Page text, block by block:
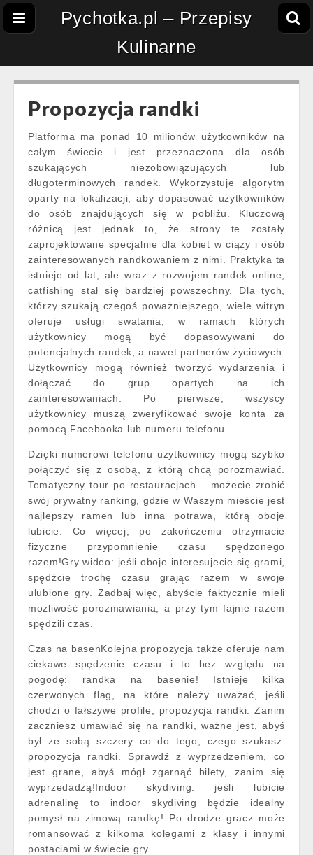
Pychotka.pl – Przepisy
Kulinarne
Propozycja randki
Platforma ma ponad 10 milionów użytkowników na
całym świecie i jest przeznaczona dla osób
szukających niezobowiązujących lub
długoterminowych randek. Wykorzystuje algorytm
oparty na lokalizacji, aby dopasować użytkowników
do osób znajdujących się w pobliżu. Kluczową
różnicą jest jednak to, że strony te zostały
zaprojektowane specjalnie dla kobiet w ciąży i osób
zainteresowanych randkowaniem z nimi. Praktyka ta
istnieje od lat, ale wraz z rozwojem randek online,
catfishing stał się bardziej powszechny. Dla tych,
którzy szukają czegoś poważniejszego, wiele witryn
oferuje usługi swatania, w ramach których
użytkownicy mogą być dopasowywani do
potencjalnych randek, a nawet partnerów życiowych.
Użytkownicy mogą również tworzyć wydarzenia i
dołączać do grup opartych na ich
zainteresowaniach. Po pierwsze, wszyscy
użytkownicy muszą zweryfikować swoje konta za
pomocą Facebooka lub numeru telefonu.
Dzięki numerowi telefonu użytkownicy mogą szybko
połączyć się z osobą, z którą chcą porozmawiać.
Tematyczny tour po restauracjach – możecie zrobić
swój prywatny ranking, gdzie w Waszym mieście jest
najlepszy ramen lub inna potrawa, którą oboje
lubicie. Co więcej, po zakończeniu otrzymacie
fizyczne przypomnienie czasu spędzonego
razem!Gry wideo: jeśli oboje interesujecie się grami,
spędźcie trochę czasu grając razem w swoje
ulubione gry. Zadbaj więc, abyście faktycznie mieli
możliwość porozmawiania, a przy tym fajnie razem
spędzili czas.
Czas na basenKolejna propozycja także oferuje nam
ciekawe spędzenie czasu i to bez względu na
pogodę: randka na basenie! Istnieje kilka
czerwonych flag, na które należy uważać, jeśli
chodzi o fałszywe profile, propozycja randki. Zanim
zaczniesz umawiać się na randki, ważne jest, abyś
był ze sobą szczery co do tego, czego szukasz:
propozycja randki. Sprawdź z wyprzedzeniem, co
jest grane, abyś mógł zgarnąć bilety, zanim się
wyprzedadzą!Indoor skydiving: jeśli lubicie
adrenalinę to indoor skydiving będzie idealny
pomysł na zimową randkę! Po drodze gracz może
romansować z kilkoma kolegami z klasy i innymi
postaciami w świecie gry.